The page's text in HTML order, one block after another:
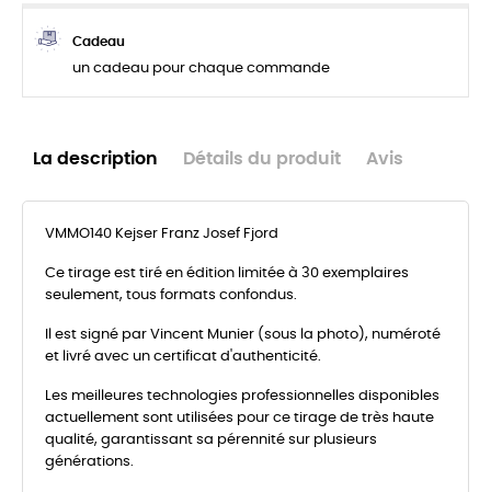
Cadeau
un cadeau pour chaque commande
La description Détails du produit Avis
VMMO140 Kejser Franz Josef Fjord
Ce tirage est tiré en édition limitée à 30 exemplaires
seulement, tous formats confondus.
Il est signé par Vincent Munier (sous la photo), numéroté
et livré avec un certificat d'authenticité.
Les meilleures technologies professionnelles disponibles
actuellement sont utilisées pour ce tirage de très haute
qualité, garantissant sa pérennité sur plusieurs
générations.